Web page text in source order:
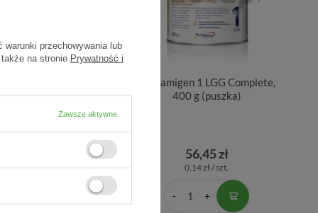
Nutramigen 1 LGG Complete,
400 g (puszka)
56,45 zł
0,14 zł / szt.
warunki przechowywania lub
na stronie Prywatność i
Zawsze aktywne